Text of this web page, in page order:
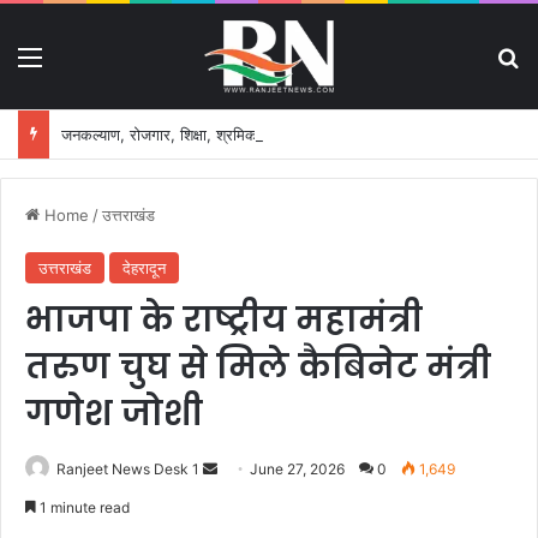
Home /उत्तराखंड
उत्तराखंड देहरादून
भाजपा के राष्ट्रीय महामंत्री
तरुण चुघ से मिले कैबिनेट मंत्री
गणेश जोशी
Ranjeet News Desk 1 June 27, 2026 0 1,649
1 minute read